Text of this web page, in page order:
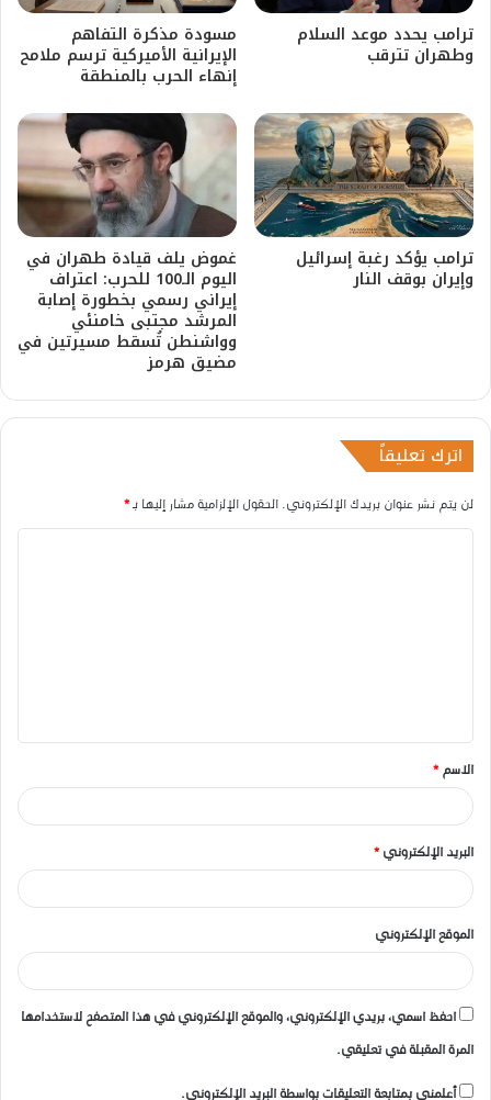
ترامب يحدد موعد السلام
وطهران تترقب
مسودة مذكرة التفاهم
الإيرانية الأميركية ترسم ملامح
إنهاء الحرب بالمنطقة
ترامب يؤكد رغبة إسرائيل
وإيران بوقف النار
غموض يلف قيادة طهران في
اليوم الـ100 للحرب: اعتراف
إيراني رسمي بخطورة إصابة
المرشد مجتبى خامنئي
وواشنطن تُسقط مسيرتين في
مضيق هرمز
اترك تعليقاً
لن يتم نشر عنوان بريدك الإلكتروني. الحقول الإلزامية مشار إليها بـ*
ق
*
الاسم *
البريد الإلكتروني *
الموقع الإلكتروني
احفظ اسمي، بريدي الإلكتروني، والموقع الإلكتروني في هذا المتصفح لاستخدامها
المرة المقبلة في تعليقي.
أعلمني بمتابعة التعليقات بواسطة البريد الإلكتروني.